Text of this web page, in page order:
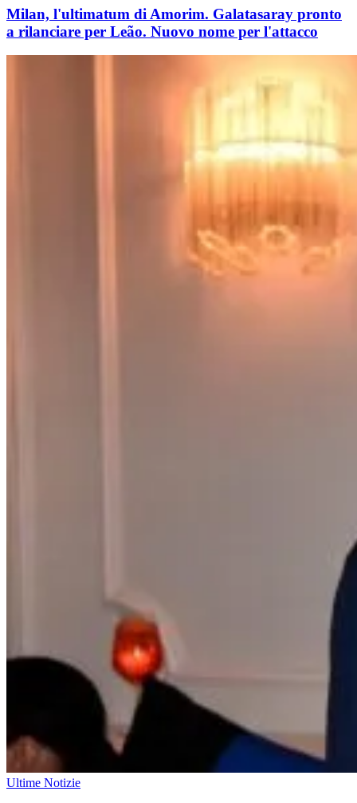
Milan, l'ultimatum di Amorim. Galatasaray pronto
a rilanciare per Leão. Nuovo nome per l'attacco
Ultime Notizie